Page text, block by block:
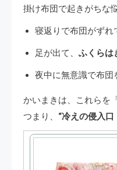
掛け布団で起きがちな
寝返りで布団がずれ
足が出て、 ふくらは
夜中に無意識で布団
かいまきは、これらを
つまり、 “冷えの侵入